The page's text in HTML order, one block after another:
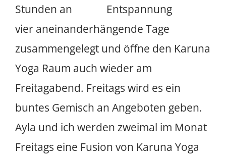
Stunden an
vier aneinanderhängende Tage
zusammengelegt und öffne den Karuna
Yoga Raum auch wieder am
Freitagabend. Freitags wird es ein
buntes Gemisch an Angeboten geben.
Ayla und ich werden zweimal im Monat
Freitags eine Fusion von Karuna Yoga